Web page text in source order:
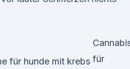
für